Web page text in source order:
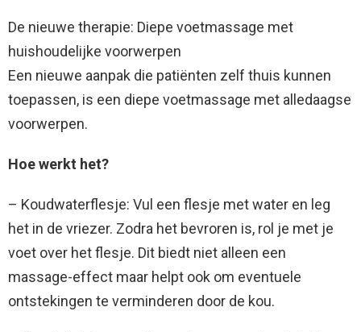
De nieuwe therapie: Diepe voetmassage met
huishoudelijke voorwerpen
Een nieuwe aanpak die patiënten zelf thuis kunnen
toepassen, is een diepe voetmassage met alledaagse
voorwerpen.
Hoe werkt het?
– Koudwaterflesje: Vul een flesje met water en leg
het in de vriezer. Zodra het bevroren is, rol je met je
voet over het flesje. Dit biedt niet alleen een
massage-effect maar helpt ook om eventuele
ontstekingen te verminderen door de kou.